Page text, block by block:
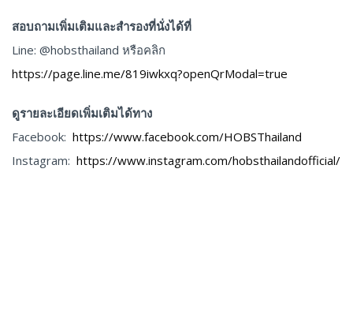
สอบถามเพิ่มเติมและสำรองที่นั่งได้ที่
Line: @hobsthailand หรือคลิก
https://page.line.me/819iwkxq?openQrModal=true
ดูรายละเอียดเพิ่มเติมได้ทาง
Facebook: https://www.facebook.com/HOBSThailand
Instagram: https://www.instagram.com/hobsthailandofficial/